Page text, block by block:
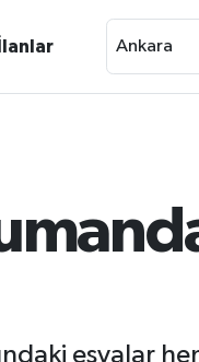
Ankara
eşyalar